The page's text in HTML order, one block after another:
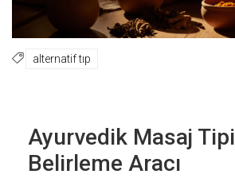
alternatif tıp
Ayurvedik Masaj Tipi
Belirleme Aracı